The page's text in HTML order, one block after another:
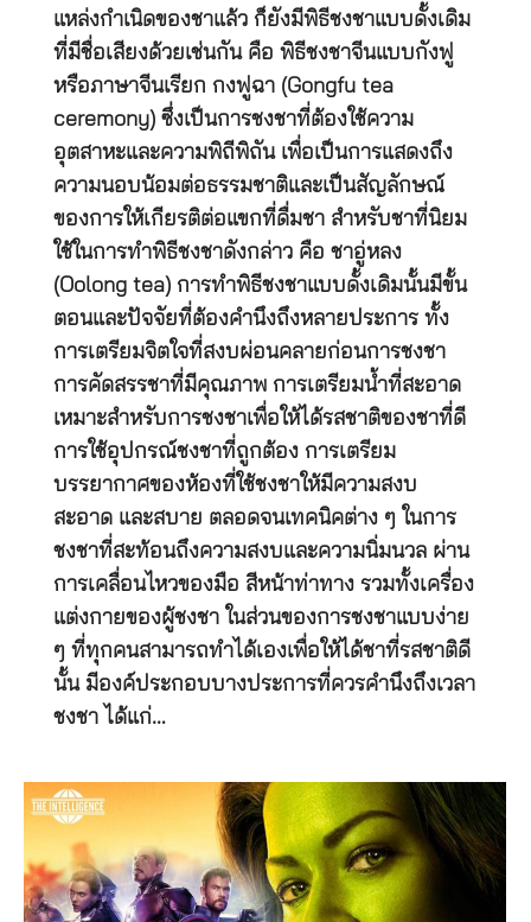
แหล่งกำเนิดของชาแล้ว ก็ยังมีพิธีชงชาแบบดั้งเดิม
ที่มีชื่อเสียงด้วยเช่นกัน คือ พิธีชงชาจีนแบบกังฟู
หรือภาษาจีนเรียก กงฟูฉา (Gongfu tea
ceremony) ซึ่งเป็นการชงชาที่ต้องใช้ความ
อุตสาหะและความพิถีพิถัน เพื่อเป็นการแสดงถึง
ความนอบน้อมต่อธรรมชาติและเป็นสัญลักษณ์
ของการให้เกียรติต่อแขกที่ดื่มชา สำหรับชาที่นิยม
ใช้ในการทำพิธีชงชาดังกล่าว คือ ชาอู่หลง
(Oolong tea) การทำพิธีชงชาแบบดั้งเดิมนั้นมีขั้น
ตอนและปัจจัยที่ต้องคำนึงถึงหลายประการ ทั้ง
การเตรียมจิตใจที่สงบผ่อนคลายก่อนการชงชา
การคัดสรรชาที่มีคุณภาพ การเตรียมน้ำที่สะอาด
เหมาะสำหรับการชงชาเพื่อให้ได้รสชาติของชาที่ดี
การใช้อุปกรณ์ชงชาที่ถูกต้อง การเตรียม
บรรยากาศของห้องที่ใช้ชงชาให้มีความสงบ
สะอาด และสบาย ตลอดจนเทคนิคต่าง ๆ ในการ
ชงชาที่สะท้อนถึงความสงบและความนิ่มนวล ผ่าน
การเคลื่อนไหวของมือ สีหน้าท่าทาง รวมทั้งเครื่อง
แต่งกายของผู้ชงชา ในส่วนของการชงชาแบบง่าย
ๆ ที่ทุกคนสามารถทำได้เองเพื่อให้ได้ชาที่รสชาติดี
นั้น มีองค์ประกอบบางประการที่ควรคำนึงถึงเวลา
ชงชา ได้แก่…